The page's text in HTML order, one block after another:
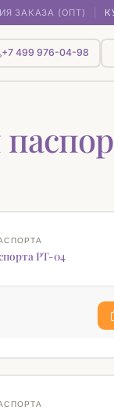
ЗАКАЗА (ОПТ)
+7 499 976-04-98
РТ-04